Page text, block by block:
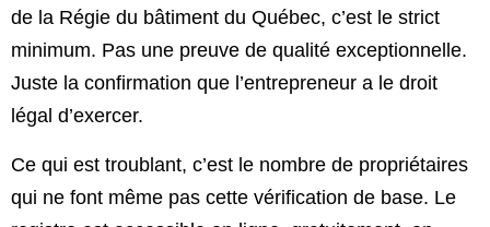
de la Régie du bâtiment du Québec, c’est le strict
minimum. Pas une preuve de qualité exceptionnelle.
Juste la confirmation que l’entrepreneur a le droit
légal d’exercer.
Ce qui est troublant, c’est le nombre de propriétaires
qui ne font même pas cette vérification de base. Le